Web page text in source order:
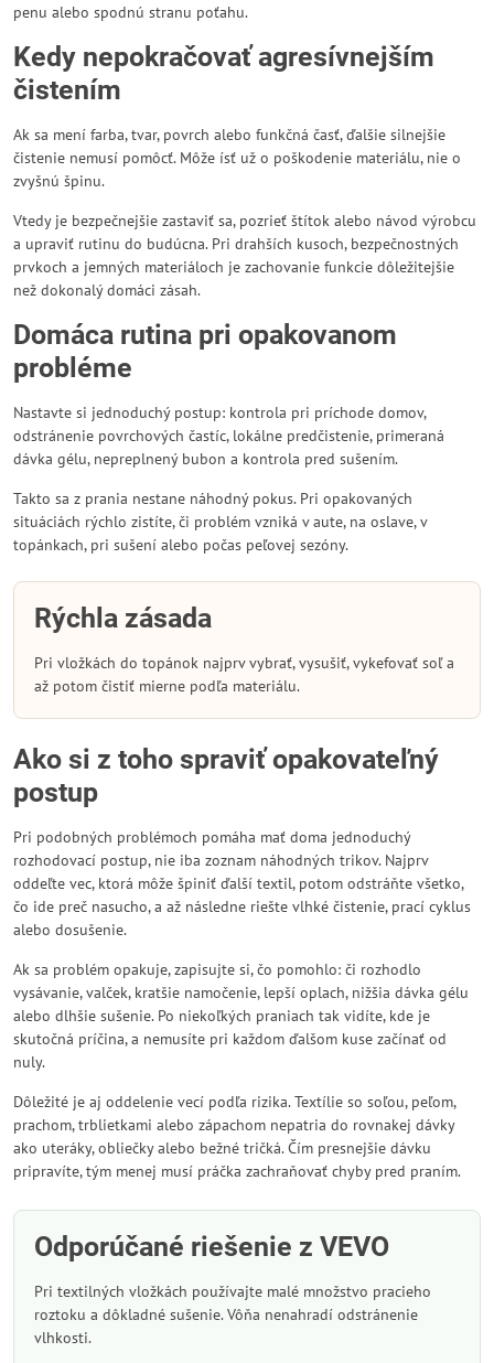
penu alebo spodnú stranu poťahu.
Kedy nepokračovať agresívnejším
čistením
Ak sa mení farba, tvar, povrch alebo funkčná časť, ďalšie silnejšie
čistenie nemusí pomôcť. Môže ísť už o poškodenie materiálu, nie o
zvyšnú špinu.
Vtedy je bezpečnejšie zastaviť sa, pozrieť štítok alebo návod výrobcu
a upraviť rutinu do budúcna. Pri drahších kusoch, bezpečnostných
prvkoch a jemných materiáloch je zachovanie funkcie dôležitejšie
než dokonalý domáci zásah.
Domáca rutina pri opakovanom
probléme
Nastavte si jednoduchý postup: kontrola pri príchode domov,
odstránenie povrchových častíc, lokálne predčistenie, primeraná
dávka gélu, nepreplnený bubon a kontrola pred sušením.
Takto sa z prania nestane náhodný pokus. Pri opakovaných
situáciách rýchlo zistíte, či problém vzniká v aute, na oslave, v
topánkach, pri sušení alebo počas peľovej sezóny.
Rýchla zásada
Pri vložkách do topánok najprv vybrať, vysušiť, vykefovať soľ a
až potom čistiť mierne podľa materiálu.
Ako si z toho spraviť opakovateľný
postup
Pri podobných problémoch pomáha mať doma jednoduchý
rozhodovací postup, nie iba zoznam náhodných trikov. Najprv
oddeľte vec, ktorá môže špiniť ďalší textil, potom odstráňte všetko,
čo ide preč nasucho, a až následne riešte vlhké čistenie, prací cyklus
alebo dosušenie.
Ak sa problém opakuje, zapisujte si, čo pomohlo: či rozhodlo
vysávanie, valček, kratšie namočenie, lepší oplach, nižšia dávka gélu
alebo dlhšie sušenie. Po niekoľkých praniach tak vidíte, kde je
skutočná príčina, a nemusíte pri každom ďalšom kuse začínať od
nuly.
Dôležité je aj oddelenie vecí podľa rizika. Textílie so soľou, peľom,
prachom, trblietkami alebo zápachom nepatria do rovnakej dávky
ako uteráky, obliečky alebo bežné tričká. Čím presnejšie dávku
pripravíte, tým menej musí práčka zachraňovať chyby pred praním.
Odporúčané riešenie z VEVO
Pri textilných vložkách používajte malé množstvo pracieho
roztoku a dôkladné sušenie. Vôňa nenahradí odstránenie
vlhkosti.